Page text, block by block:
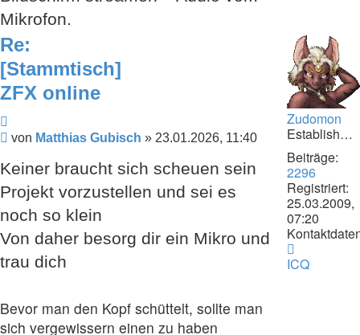
Mikrofon.
Re:
[Stammtisch]
ZFX online
Beitrag
von Matthias Gubisch » 23.01.2026, 11:40
Keiner braucht sich scheuen sein
Projekt vorzustellen und sei es
noch so klein
Von daher besorg dir ein Mikro und
trau dich
Bevor man den Kopf schüttelt, sollte man
sich vergewissern einen zu haben
Zudomon
Establishment
Beiträge:
2296
Registriert:
25.03.2009,
07:20
von
ICQ